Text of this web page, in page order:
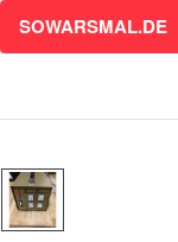
SOWARSMAL.DE